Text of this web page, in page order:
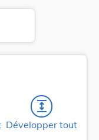
expand
Développer tout